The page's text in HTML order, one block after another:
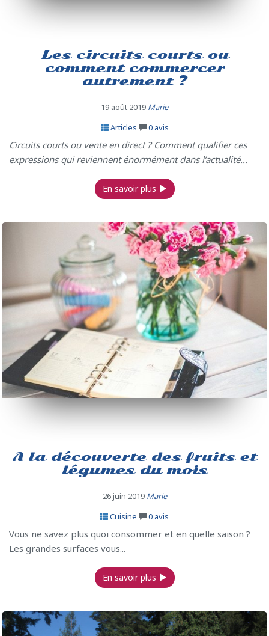
Les circuits courts ou
comment commercer
autrement ?
19 août 2019 Marie
Articles
0avis
Circuits courts ou vente en direct ? Comment qualifier ces
expressions qui reviennent énormément dans l’actualité...
En savoir plus
A la découverte des fruits et
légumes du mois
26 juin 2019 Marie
Cuisine
0 avis
Vous ne savez plus quoi consommer et en quelle saison ?
Les grandes surfaces vous...
En savoir plus